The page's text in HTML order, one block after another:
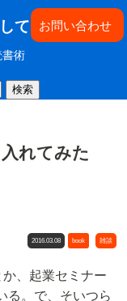
てきた
書術
お問い合わせ
検索
れてみた
2016.03.08 book 雑談
、起業セミナー
る。で、そいつら